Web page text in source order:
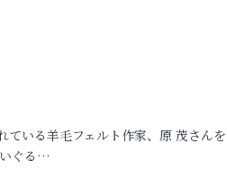
ている羊毛フェルト作家、原 茂さん
ぐる…